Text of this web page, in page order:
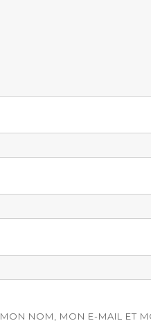
MON NOM, MON E-MAIL ET